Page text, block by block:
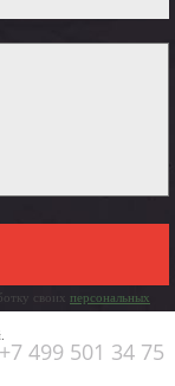
своих персональных
+7 499 501 34 75